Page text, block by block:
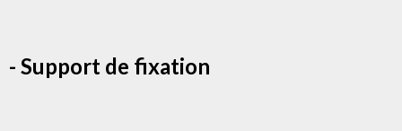
- Support de fixation